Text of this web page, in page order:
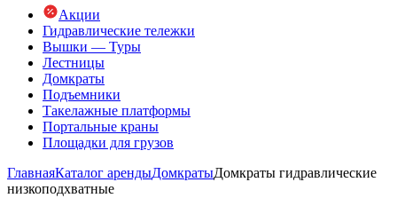
Акции
Гидравлические тележки
Вышки — Туры
Лестницы
Домкраты
Подъемники
Такелажные платформы
Портальные краны
Площадки для грузов
ГлавнаяКаталог арендыДомкратыДомкраты гидравлические
низкоподхватные